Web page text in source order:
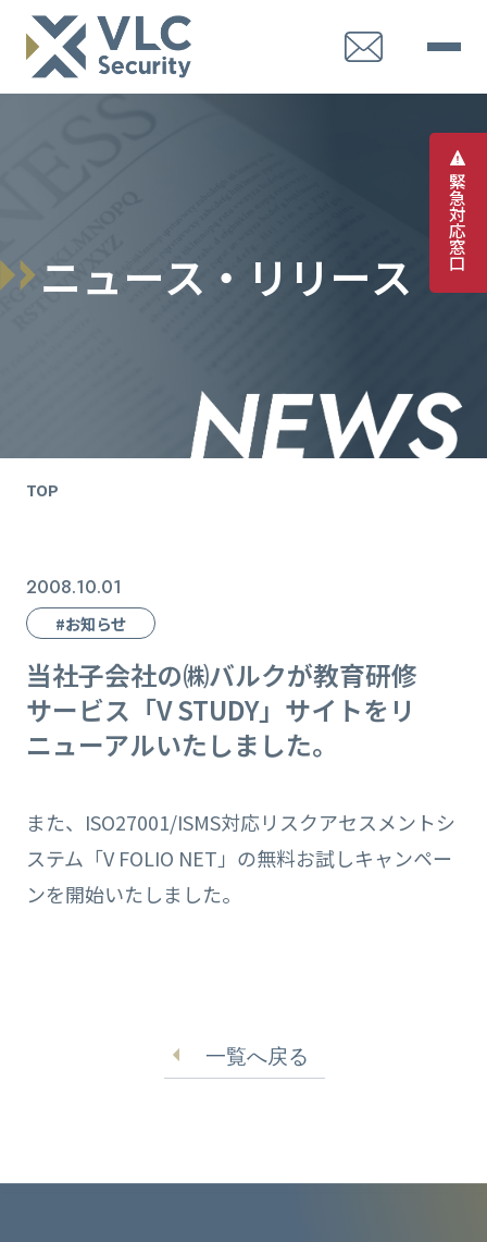
緊
急
対
応
窓
口
ニュース ・ リ リ ース
TOP
2008.10.01
#お知らせ
当社子会社の㈱バルクが教育研修
サービス「V STUDY」サイトをリ
ニューアルいたしました。
また、ISO27001/ISMS対応リスクアセスメントシ
ステム「V FOLIO NET」の無料お試しキャンペー
ンを開始いたしました。
一覧へ戻る